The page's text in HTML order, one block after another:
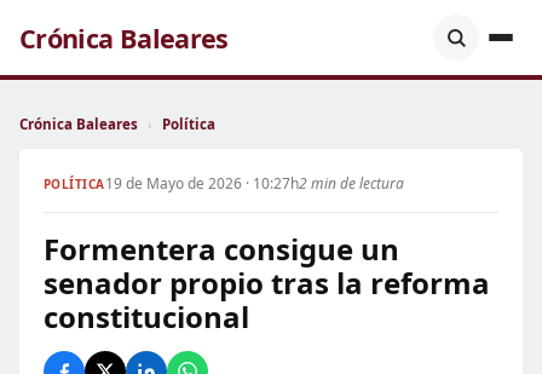
Crónica Baleares
Crónica Baleares › Política
POLÍTICA19 de Mayo de 2026 · 10:27h2 min de lectura
Formentera consigue un
senador propio tras la reforma
constitucional